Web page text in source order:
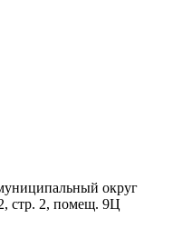
округ
стр. 2, помещ. 9Ц